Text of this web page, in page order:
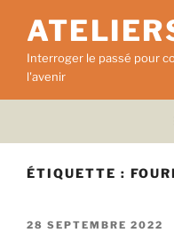
contenu
principal
Interroger le passé pour
l'avenir
ÉTIQUETTE :
PUBLIÉ
28 SEPTEMBRE 2022